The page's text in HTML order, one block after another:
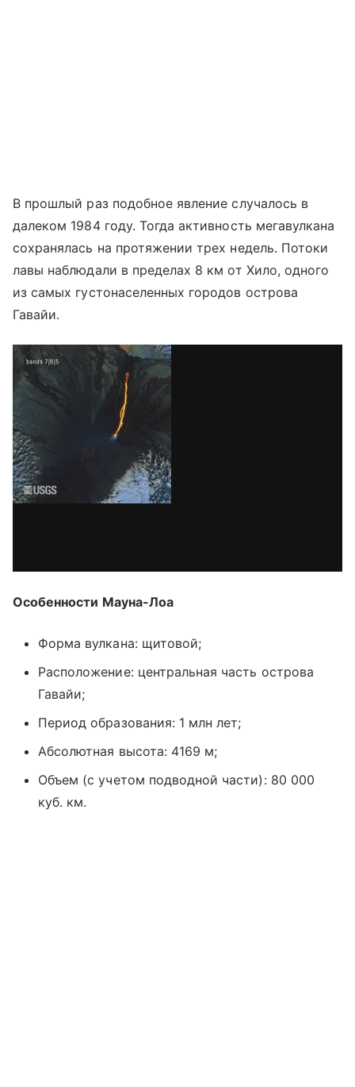
В прошлый раз подобное явление случалось в
далеком 1984 году. Тогда активность мегавулкана
сохранялась на протяжении трех недель. Потоки
лавы наблюдали в пределах 8 км от Хило, одного
из самых густонаселенных городов острова
Гавайи.
Особенности Мауна-Лоа
Форма вулкана: щитовой;
Расположение: центральная часть острова
Гавайи;
Период образования: 1 млн лет;
Абсолютная высота: 4169 м;
Объем (с учетом подводной части): 80 000
куб. км.